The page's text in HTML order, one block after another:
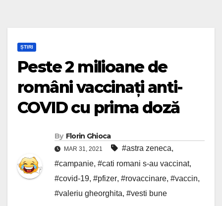
ȘTIRI
Peste 2 milioane de
români vaccinați anti-
COVID cu prima doză
By Florin Ghioca
MAR 31, 2021 #astra zeneca,
#campanie, #cati romani s-au vaccinat,
#covid-19, #pfizer, #rovaccinare, #vaccin,
#valeriu gheorghita, #vesti bune